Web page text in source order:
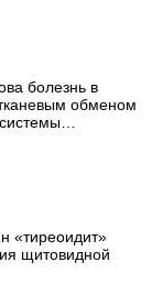
болезнь в
обменом
«тиреоидит»
щитовидной